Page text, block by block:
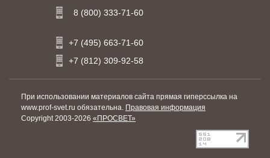
8 (800) 333-71-60
+7 (495) 663-71-60
+7 (812) 309-92-58
При использовании материалов сайта прямая гиперссылка на
www.prof-svet.ru обязательна. Правовая информация
Copyright 2003-2026 «ПРОСВЕТ»